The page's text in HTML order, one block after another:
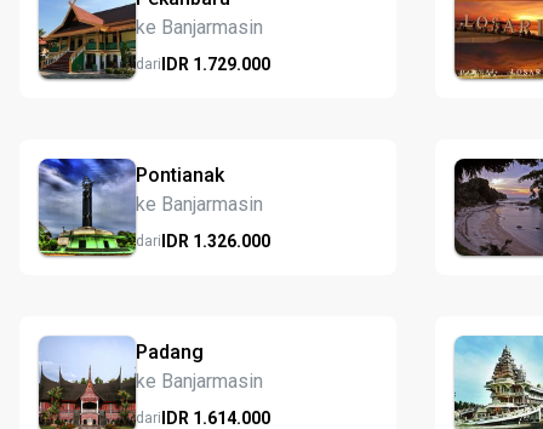
ke Banjarmasin
dariIDR 1.729.000
Pontianak
ke Banjarmasin
dariIDR 1.326.000
Padang
ke Banjarmasin
dariIDR 1.614.000